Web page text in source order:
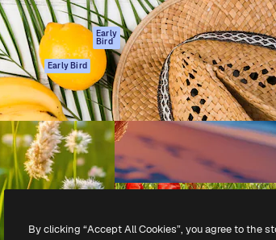
Arkivinnhold
MCP for
Claude/ChatGPT
Early
Bird
Agenter Early Bird
API
Mobilapp
Alle Magnific-
verktøy
Retningslinjer for
informasjonskapsler
Tillitssenter
Affiliates
For bedrifter
Alle rettigheter forbeholdt.
By clicking “Accept All Cookies”, you agree to the